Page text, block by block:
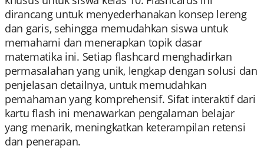
dirancang untuk menyederhanakan konsep lereng
dan garis, sehingga memudahkan siswa untuk
memahami dan menerapkan topik dasar
matematika ini. Setiap flashcard menghadirkan
permasalahan yang unik, lengkap dengan solusi dan
penjelasan detailnya, untuk memudahkan
pemahaman yang komprehensif. Sifat interaktif dari
kartu flash ini menawarkan pengalaman belajar
yang menarik, meningkatkan keterampilan retensi
dan penerapan.